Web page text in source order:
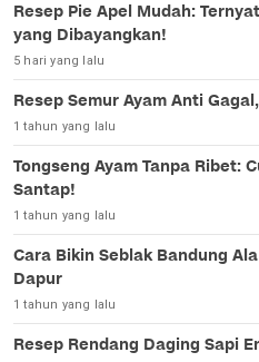
Resep Pie Apel Mudah:
yang Dibayangkan!
5 hari yang lalu
Resep Semur Ayam Anti
1 tahun yang lalu
Tongseng Ayam Tanpa Ribet:
Santap!
1 tahun yang lalu
Cara Bikin Seblak Bandung
Dapur
1 tahun yang lalu
Resep Rendang Daging Sapi